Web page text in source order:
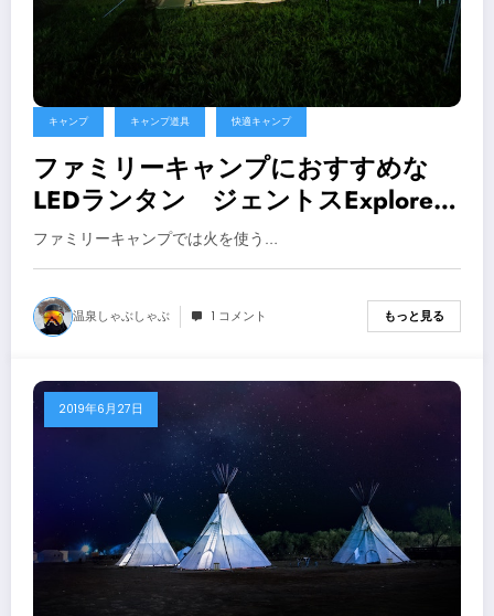
キャンプ キャンプ道具 快適キャンプ
ファミリーキャンプにおすすめな
LEDランタン ジェントスExplorer
SOL-036C【キャンプ用品】
ファミリーキャンプでは火を使う…
温泉しゃぶしゃぶ 1 コメント もっと見る
2019年6月27日